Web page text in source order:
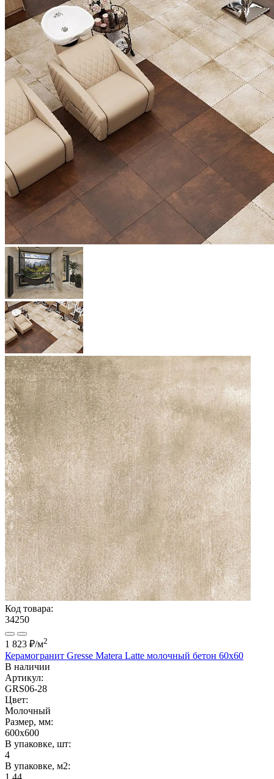
Код товара:
34250
1 823 ₽/м2
Керамогранит Gresse Matera Latte молочный бетон 60х60
В наличии
Артикул:
GRS06-28
Цвет:
Молочный
Размер, мм:
600x600
В упаковке, шт:
4
В упаковке, м2: